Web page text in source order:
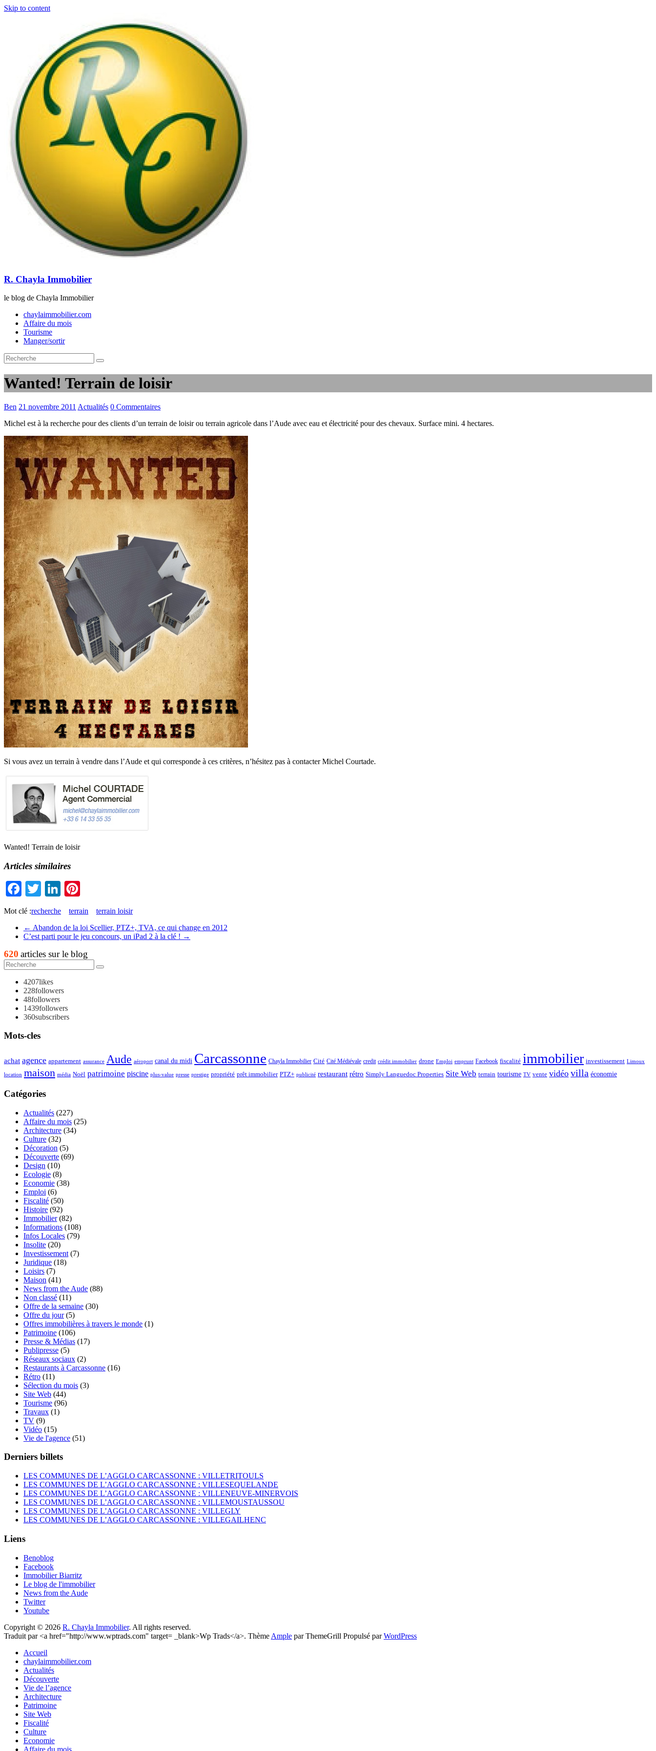
Skip to content
R. Chayla Immobilier
le blog de Chayla Immobilier
chaylaimmobilier.com
Affaire du mois
Tourisme
Manger/sortir
Wanted! Terrain de loisir
Ben 21 novembre 2011 Actualités 0 Commentaires
Michel est à la recherche pour des clients d’un terrain de loisir ou terrain agricole dans l’Aude avec eau et électricité pour des chevaux. Surface mini. 4 hectares.
Si vous avez un terrain à vendre dans l’Aude et qui corresponde à ces critères, n’hésitez pas à contacter Michel Courtade.
Wanted! Terrain de loisir
Articles similaires
Facebook
TwitterLinkedIn
Mot clé :recherche terrain
terrain loisir
← Abandon de la loi Scellier, PTZ+, TVA, ce qui change en 2012
C’est parti pour le jeu concours, un iPad 2 à la clé ! →
620 articles sur le blog
4207likes
228followers
48followers
1439followers
360subscribers
Mots-cles
achat agence appartement assurance Aude aéroport canal du midi Carcassonne Chayla Immobilier Cité Cité Médiévale credit crédit immobilier drone Emploi emprunt Facebook fiscalité immobilier investissement Limoux
location maison média Noël patrimoine piscine plus-value presse prestige propriété prêt immobilier PTZ+ publicité restaurant rétro Simply Languedoc Properties Site Web terrain tourisme TV vente vidéo villa économie
Catégories
Actualités (227)
Affaire du mois (25)
Architecture (34)
Culture (32)
Décoration (5)
Découverte (69)
Design (10)
Ecologie (8)
Economie (38)
Emploi (6)
Fiscalité (50)
Histoire (92)
Immobilier(82)
Informations (108)
Infos Locales (79)
Insolite (20)
Investissement (7)
Juridique (18)
Loisirs (7)
Maison (41)
News from the Aude (88)
Non classé (11)
Offre de la semaine (30)
Offre du jour(5)
Offres immobilières à travers le monde (1)
Patrimoine (106)
Presse & Médias (17)
Publipresse (5)
Réseaux sociaux (2)
Restaurants à Carcassonne (16)
Rétro (11)
Sélection du mois (3)
Site Web (44)
Tourisme (96)
Travaux (1)
TV (9)
Vidéo (15)
Vie de l'agence (51)
Derniers billets
LES COMMUNES DE L’AGGLO CARCASSONNE : VILLETRITOULS
LES COMMUNES DE L’AGGLO CARCASSONNE : VILLESEQUELANDE
LES COMMUNES DE L’AGGLO CARCASSONNE : VILLENEUVE-MINERVOIS
LES COMMUNES DE L’AGGLO CARCASSONNE : VILLEMOUSTAUSSOU
LES COMMUNES DE L’AGGLO CARCASSONNE : VILLEGLY
LES COMMUNES DE L’AGGLO CARCASSONNE : VILLEGAILHENC
Liens
Benoblog
Facebook
Immobilier Biarritz
Le blog de l'immobilier
News from the Aude
Twitter
Youtube
Copyright © 2026 R. Chayla Immobilier. All rights reserved.
Traduit par <a href="http://www.wptrads.com" target= _blank>Wp Trads</a>. Thème Ample par ThemeGrill Propulsé parWordPress
Accueil
chaylaimmobilier.com
Actualités
Découverte
Vie de l’agence
Architecture
Patrimoine
Site Web
Fiscalité
Culture
Economie
Affaire du mois